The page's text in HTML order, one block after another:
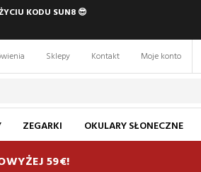
KODU SUN8 😎
Sklepy Kontakt Moje konto
ZEGARKI OKULARY SŁONECZNE
59€!